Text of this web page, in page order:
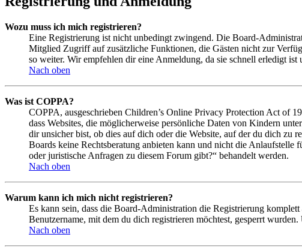
Wozu muss ich mich registrieren?
Eine Registrierung ist nicht unbedingt zwingend. Die Board-
Mitglied Zugriff auf zusätzliche Funktionen, die Gästen nicht zur
so weiter. Wir empfehlen dir eine Anmeldung, da sie schnell erledigt ist
Nach oben
Was ist COPPA?
COPPA, ausgeschrieben Children’s Online Privacy Protection Act of
dass Websites, die möglicherweise persönliche Daten von Kindern
dir unsicher bist, ob dies auf dich oder die Website, auf der du dich zu
Boards keine Rechtsberatung anbieten kann und nicht die
oder juristische Anfragen zu diesem Forum gibt?“ behandelt werden.
Nach oben
Warum kann ich mich nicht registrieren?
Es kann sein, dass die Board-Administration die Registrierung
Benutzername, mit dem du dich registrieren möchtest, gesperrt
Nach oben